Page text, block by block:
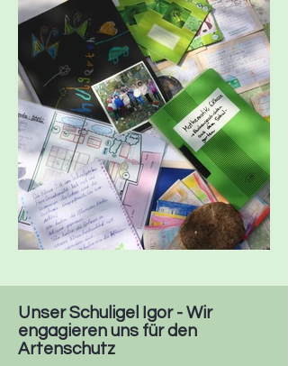
Unser Schuligel Igor - Wir
engagieren uns für den
Artenschutz